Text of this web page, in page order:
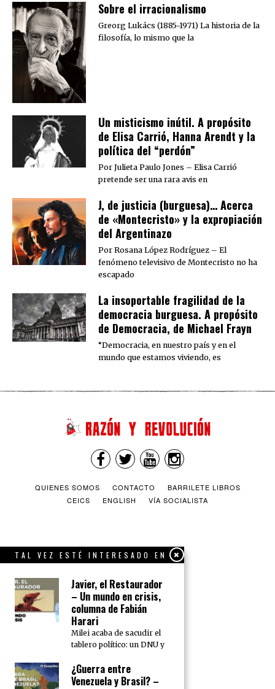
Sobre el irracionalismo
Greorg Lukács (1885-1971) La historia de la
filosofía, lo mismo que la
Un misticismo inútil. A propósito
de Elisa Carrió, Hanna Arendt y la
política del “perdón”
Por Julieta Paulo Jones – Elisa Carrió
pretende ser una rara avis en
J, de justicia (burguesa)… Acerca
de «Montecristo» y la expropiación
del Argentinazo
Por Rosana López Rodríguez – El
fenómeno televisivo de Montecristo no ha
escapado
La insoportable fragilidad de la
democracia burguesa. A propósito
de Democracia, de Michael Frayn
“Democracia, en nuestro país y en el
mundo que estamos viviendo, es
QUIENES SOMOS CONTACTO
BARRILETE LIBROS
CEICS
ENGLISH VÍA SOCIALISTA
TAL VEZ ESTÉ INTERESADO EN
Javier, el Restaurador
– Un mundo en crisis,
columna de Fabián
Harari
Milei acaba de sacudir el
tablero político: un DNU y
¿Guerra entre
Venezuela y Brasil? –